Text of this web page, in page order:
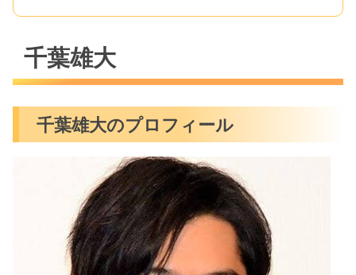
千葉雄大
千葉雄大のプロフィール